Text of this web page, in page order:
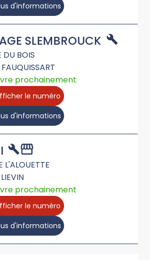
d'informations
SLEMBROUCK
DU BOIS
FAUQUISSART
prochainement
le numéro
d'informations
L'ALOUETTE
LIEVIN
prochainement
le numéro
d'informations